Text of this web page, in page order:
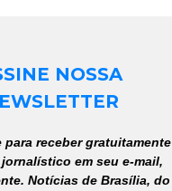
NOSSA
para receber gratuitamente
em seu e-mail,
Notícias de Brasília, do